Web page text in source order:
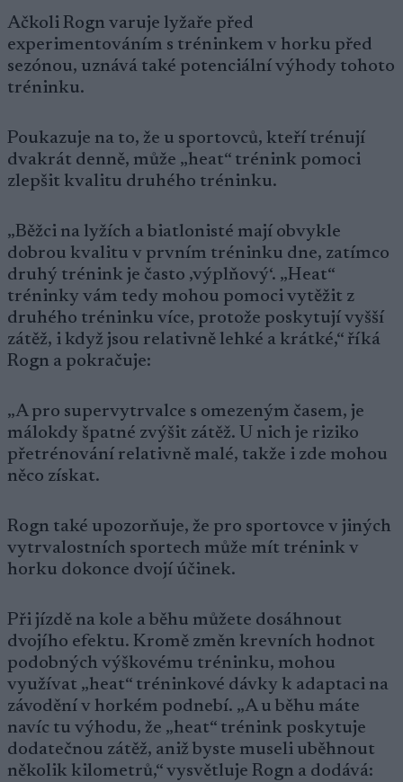
Ačkoli Rogn varuje lyžaře před
experimentováním s tréninkem v horku před
sezónou, uznává také potenciální výhody tohoto
tréninku.
Poukazuje na to, že u sportovců, kteří trénují
dvakrát denně, může „heat“ trénink pomoci
zlepšit kvalitu druhého tréninku.
„Běžci na lyžích a biatlonisté mají obvykle
dobrou kvalitu v prvním tréninku dne, zatímco
druhý trénink je často ‚výplňový‘. „Heat“
tréninky vám tedy mohou pomoci vytěžit z
druhého tréninku více, protože poskytují vyšší
zátěž, i když jsou relativně lehké a krátké,“ říká
Rogn a pokračuje:
„A pro supervytrvalce s omezeným časem, je
málokdy špatné zvýšit zátěž. U nich je riziko
přetrénování relativně malé, takže i zde mohou
něco získat.
Rogn také upozorňuje, že pro sportovce v jiných
vytrvalostních sportech může mít trénink v
horku dokonce dvojí účinek.
Při jízdě na kole a běhu můžete dosáhnout
dvojího efektu. Kromě změn krevních hodnot
podobných výškovému tréninku, mohou
využívat „heat“ tréninkové dávky k adaptaci na
závodění v horkém podnebí. „A u běhu máte
navíc tu výhodu, že „heat“ trénink poskytuje
dodatečnou zátěž, aniž byste museli uběhnout
několik kilometrů,“ vysvětluje Rogn a dodává: